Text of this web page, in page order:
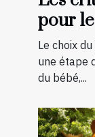
pour
Le choix
une étape
du bébé,...